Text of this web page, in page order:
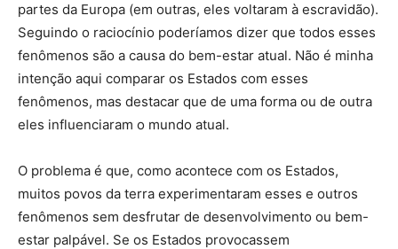
partes da Europa (em outras, eles voltaram à escravidão).
Seguindo o raciocínio poderíamos dizer que todos esses
fenômenos são a causa do bem-estar atual. Não é minha
intenção aqui comparar os Estados com esses
fenômenos, mas destacar que de uma forma ou de outra
eles influenciaram o mundo atual.
O problema é que, como acontece com os Estados,
muitos povos da terra experimentaram esses e outros
fenômenos sem desfrutar de desenvolvimento ou bem-
estar palpável. Se os Estados provocassem